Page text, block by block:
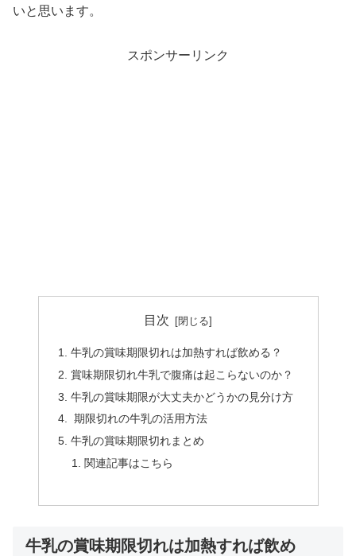
いと思います。
スポンサーリンク
目次
牛乳の賞味期限切れは加熱すれば飲める？
賞味期限切れ牛乳で腹痛は起こらないのか？
牛乳の賞味期限が大丈夫かどうかの見分け方
期限切れの牛乳の活用方法
牛乳の賞味期限切れまとめ
関連記事はこちら
牛乳の賞味期限切れは加熱すれば飲め